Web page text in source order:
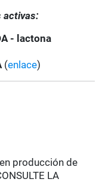
activas:
- lactona
(enlace)
producción de
LA